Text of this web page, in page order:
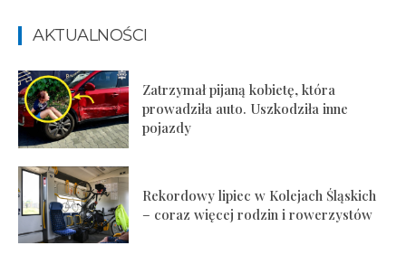
AKTUALNOŚCI
Zatrzymał pijaną kobietę, która
prowadziła auto. Uszkodziła inne
pojazdy
Rekordowy lipiec w Kolejach Śląskich
– coraz więcej rodzin i rowerzystów